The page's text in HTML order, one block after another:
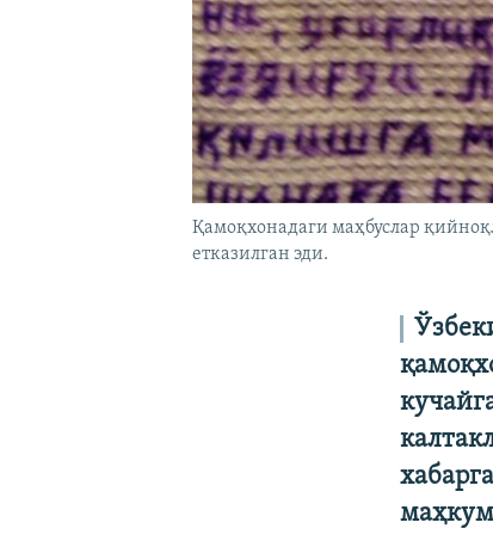
Қамоқхонадаги маҳбуслар
етказилган эди.